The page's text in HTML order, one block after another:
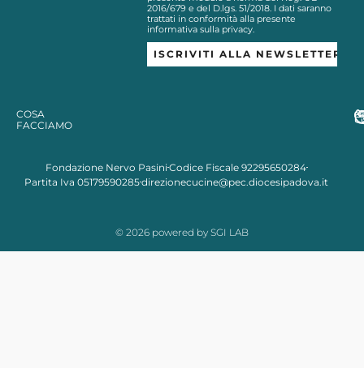
2016/679 e del D.lgs. 51/2018. I dati saranno
trattati in conformità alla presente
informativa sulla privacy.
COSA
FACCIAMO
Fondazione Nervo PasiniCodice Fiscale 92295650284
Partita Iva 05179590285direzionecucine@pec.diocesipadova.it
© 2026 powered by SGI LAB